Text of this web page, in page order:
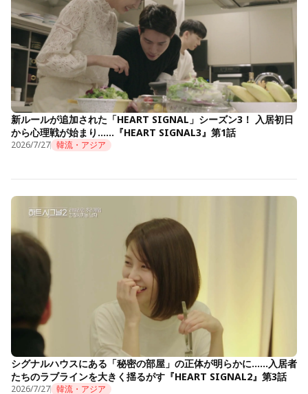
新ルールが追加された「HEART SIGNAL」シーズン3！ 入居初日
から心理戦が始まり……『HEART SIGNAL3』第1話
2026/7/27 韓流・アジア
シグナルハウスにある「秘密の部屋」の正体が明らかに……入居者
たちのラブラインを大きく揺るがす『HEART SIGNAL2』第3話
2026/7/27 韓流・アジア